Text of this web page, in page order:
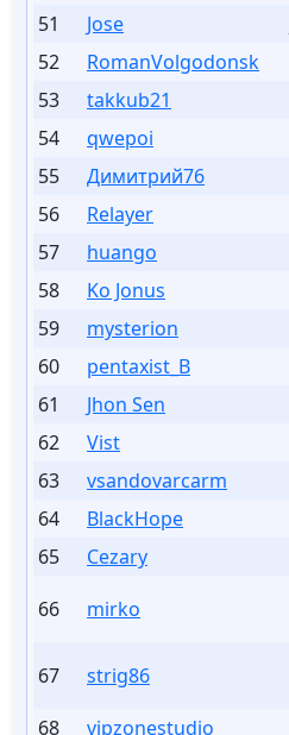
51
Jose
52
RomanVolgodonsk
53
takkub21
54
qwepoi
55
Димитрий76
56
Relayer
57
huango
58
Ko Jonus
59
mysterion
60
pentaxist_B
61
Jhon Sen
62
Vist
63
vsandovarcarm
64
BlackHope
65
Cezary
66
mirko
67
strig86
68
vipzonestudio